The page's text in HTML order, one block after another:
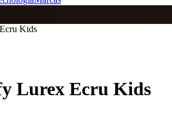
Kids
Lurex Ecru Kids